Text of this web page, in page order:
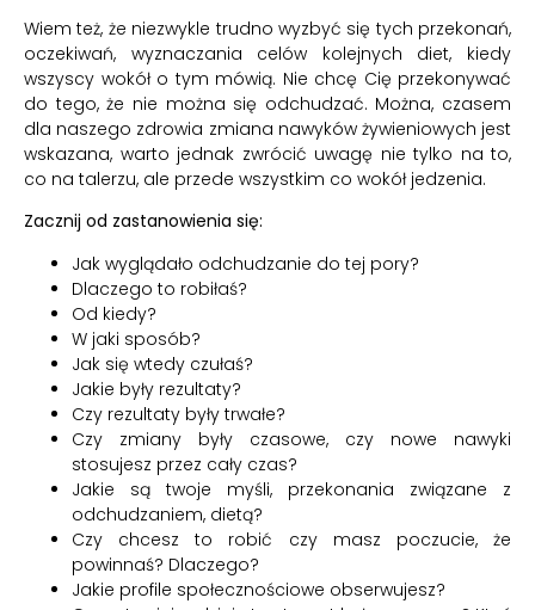
Wiem też, że niezwykle trudno wyzbyć się tych przekonań,
oczekiwań, wyznaczania celów kolejnych diet, kiedy
wszyscy wokół o tym mówią. Nie chcę Cię przekonywać
do tego, że nie można się odchudzać. Można, czasem
dla naszego zdrowia zmiana nawyków żywieniowych jest
wskazana, warto jednak zwrócić uwagę nie tylko na to,
co na talerzu, ale przede wszystkim co wokół jedzenia.
Zacznij od zastanowienia się:
Jak wyglądało odchudzanie do tej pory?
Dlaczego to robiłaś?
Od kiedy?
W jaki sposób?
Jak się wtedy czułaś?
Jakie były rezultaty?
Czy rezultaty były trwałe?
Czy zmiany były czasowe, czy nowe nawyki
stosujesz przez cały czas?
Jakie są twoje myśli, przekonania związane z
odchudzaniem, dietą?
Czy chcesz to robić czy masz poczucie, że
powinnaś? Dlaczego?
Jakie profile społecznościowe obserwujesz?